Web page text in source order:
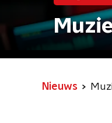
Nieuws